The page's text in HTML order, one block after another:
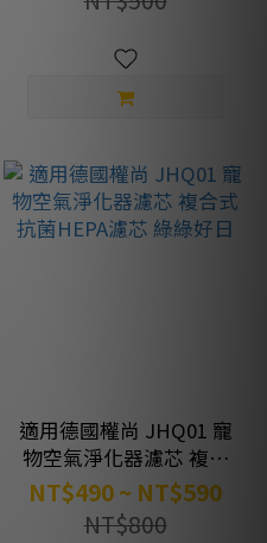
綠綠好日
適用德國權尚 JHQ01 寵
物空氣淨化器濾芯 複合
式抗菌HEPA濾芯 綠綠好
日
NT$490 ~ NT$590
NT$800